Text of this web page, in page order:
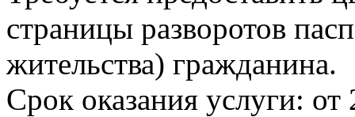
страницы разворотов
жительства) гражданина.
Срок оказания услуги: от